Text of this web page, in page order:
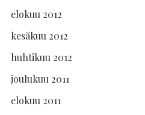
elokuu 2012
kesäkuu 2012
huhtikuu 2012
joulukuu 2011
elokuu 2011